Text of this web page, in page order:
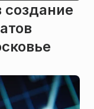
создание